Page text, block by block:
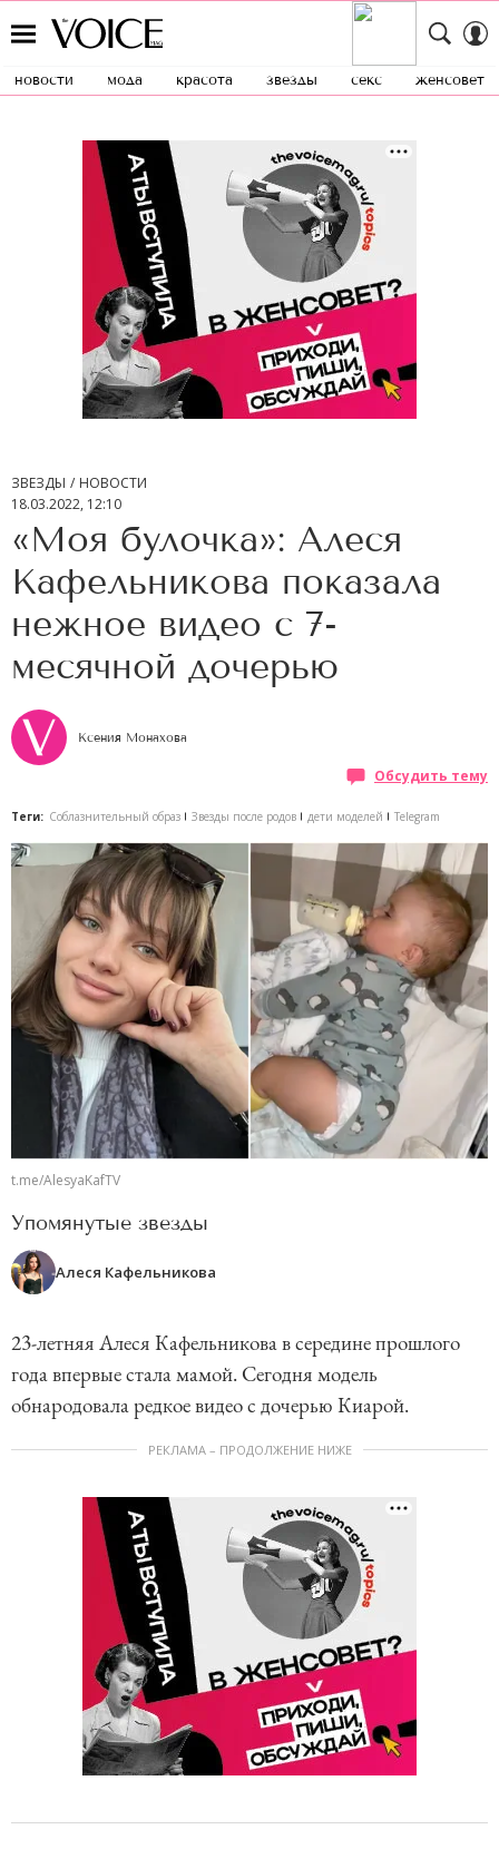
новости мода красота звезды секс женсовет
ЗВЕЗДЫ
НОВОСТИ
18.03.2022, 12:10
«Моя булочка»: Алеся
Кафельникова показала
нежное видео с 7-
месячной дочерью
Ксения Монахова
Обсудить тему
Теги: Соблазнительный образ Звезды после родов дети моделей Telegram
t.me/AlesyaKafTV
Упомянутые звезды
Алеся Кафельникова
23-летняя Алеся Кафельникова в середине прошлого
года впервые стала мамой. Сегодня модель
обнародовала редкое видео с дочерью Киарой.
РЕКЛАМА – ПРОДОЛЖЕНИЕ НИЖЕ